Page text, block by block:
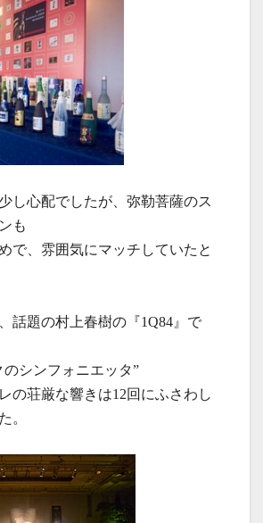
し心配でしたが、弥勒菩薩のス
も
で、雰囲気にマッチしていたと
話題の村上春樹の『1Q84』で
のシンフォニエッタ”
の荘厳な響きは12回にふさわし
。